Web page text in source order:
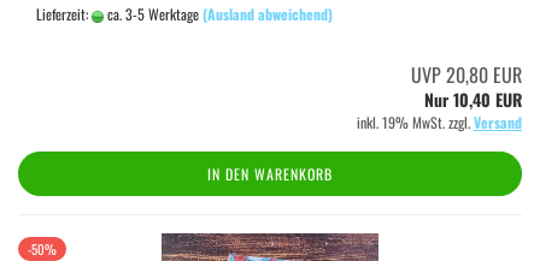
Lieferzeit: ca. 3-5 Werktage(Ausland abweichend)
UVP 20,80 EUR
Nur 10,40 EUR
inkl. 19% MwSt. zzgl.Versand
IN DEN WARENKORB
-50%